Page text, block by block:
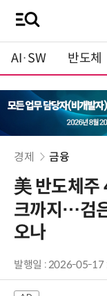
AI·SW 반도체
경제 금융
美 반도체주
크까지…검
오나
발행일 : 2026-05-17